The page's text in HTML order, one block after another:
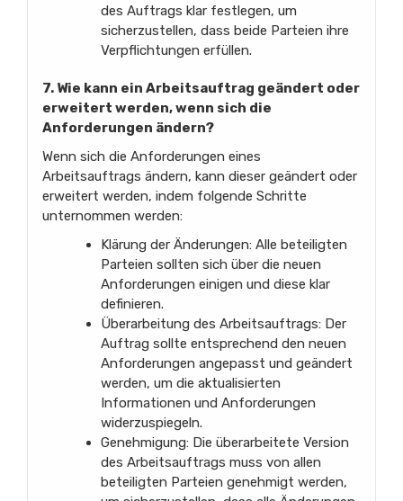
des Auftrags klar festlegen, um
sicherzustellen, dass beide Parteien ihre
Verpflichtungen erfüllen.
7. Wie kann ein Arbeitsauftrag geändert oder
erweitert werden, wenn sich die
Anforderungen ändern?
Wenn sich die Anforderungen eines
Arbeitsauftrags ändern, kann dieser geändert oder
erweitert werden, indem folgende Schritte
unternommen werden:
Klärung der Änderungen: Alle beteiligten
Parteien sollten sich über die neuen
Anforderungen einigen und diese klar
definieren.
Überarbeitung des Arbeitsauftrags: Der
Auftrag sollte entsprechend den neuen
Anforderungen angepasst und geändert
werden, um die aktualisierten
Informationen und Anforderungen
widerzuspiegeln.
Genehmigung: Die überarbeitete Version
des Arbeitsauftrags muss von allen
beteiligten Parteien genehmigt werden,